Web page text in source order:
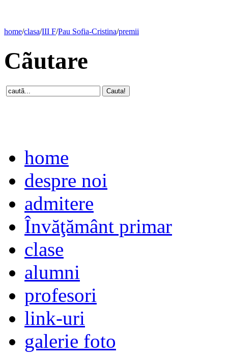
home/clasa/III F/Pau Sofia-Cristina/premii
Cãutare
home
despre noi
admitere
Învăţământ primar
clase
alumni
profesori
link-uri
galerie foto